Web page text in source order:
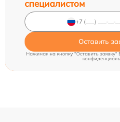
специалистом
Оставить
Нажимая на кнопку "Оставить